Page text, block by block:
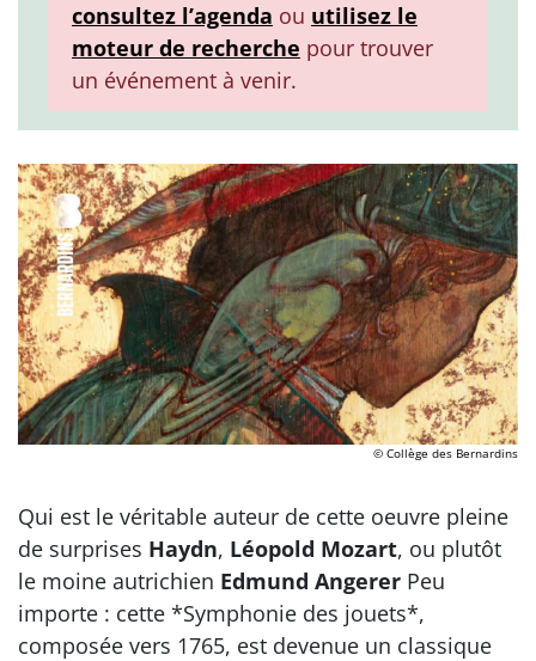
consultez l’agenda ou utilisez le
moteur de recherche pour trouver
un événement à venir.
© Collège des Bernardins
Qui est le véritable auteur de cette oeuvre pleine
de surprises Haydn, Léopold Mozart, ou plutôt
le moine autrichien Edmund Angerer Peu
importe : cette *Symphonie des jouets*,
composée vers 1765, est devenue un classique